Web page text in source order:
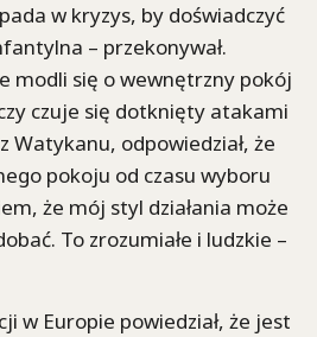
w kryzys, by doświadczyć
– przekonywał.
modli się o wewnętrzny pokój
czuje się dotknięty atakami
Watykanu, odpowiedział, że
pokoju od czasu wyboru
że mój styl działania może
To zrozumiałe i ludzkie –
w Europie powiedział, że jest